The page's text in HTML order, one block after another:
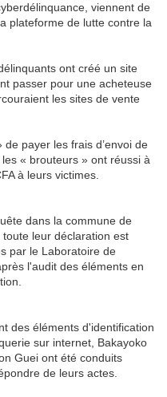
viennent de
plateforme de lutte contre la
ont créé un site
passer pour une acheteuse
les sites de vente
payer les frais d’envoi de
« brouteurs » ont réussi à
à leurs victimes.
dans la commune de
leur déclaration est
par le Laboratoire de
l'audit des éléments en
des éléments d'identification
sur internet, Bakayoko
Guei ont été conduits
de leurs actes.